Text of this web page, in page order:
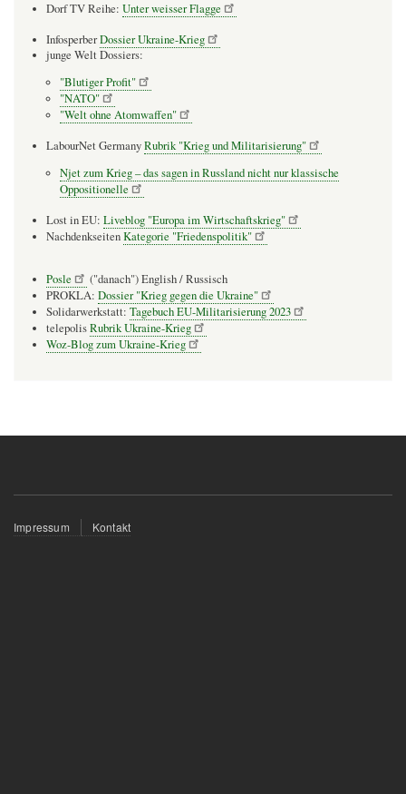
Dorf TV Reihe: Unter weisser Flagge
InfosperberDossier Ukraine-Krieg
junge Welt Dossiers:
"Blutiger Profit"
"NATO"
"Welt ohne Atomwaffen"
LabourNet GermanyRubrik "Krieg und Militarisierung"
Njet zum Krieg – das sagen in Russland nicht nur klassische
Oppositionelle
Lost in EU: Liveblog "Europa im Wirtschaftskrieg"
NachdenkseitenKategorie "Friedenspolitik"
Posle
("danach") English / Russisch
PROKLA: Dossier "Krieg gegen die Ukraine"
Solidarwerkstatt: Tagebuch EU-Militarisierung 2023
telepolisRubrik Ukraine-Krieg
Woz-Blog zum Ukraine-Krieg
Fußzeilenmenü
Impressum Kontakt